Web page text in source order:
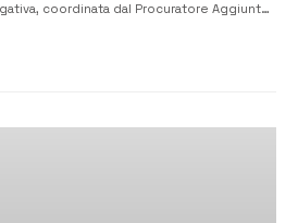
coordinata dal Procuratore Aggiunto
di P.S. di Noto, dire...